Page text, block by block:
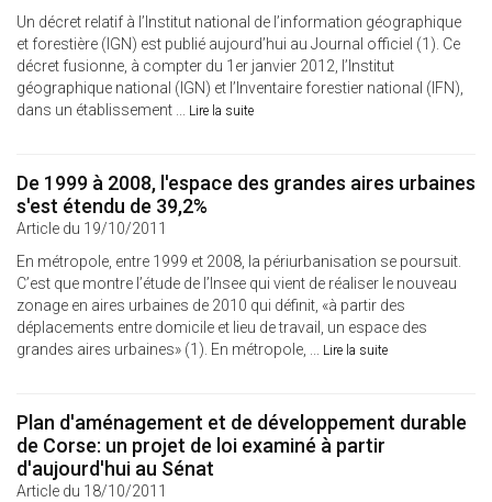
Un décret relatif à l’Institut national de l’information géographique
et forestière (IGN) est publié aujourd’hui au Journal officiel (1). Ce
décret fusionne, à compter du 1er janvier 2012, l’Institut
géographique national (IGN) et l’Inventaire forestier national (IFN),
dans un établissement ... Lire la suite
De 1999 à 2008, l'espace des grandes aires urbaines
s'est étendu de 39,2%
Article du 19/10/2011
En métropole, entre 1999 et 2008, la périurbanisation se poursuit.
C’est que montre l’étude de l’Insee qui vient de réaliser le nouveau
zonage en aires urbaines de 2010 qui définit, «à partir des
déplacements entre domicile et lieu de travail, un espace des
grandes aires urbaines» (1). En métropole, ... Lire la suite
Plan d'aménagement et de développement durable
de Corse: un projet de loi examiné à partir
d'aujourd'hui au Sénat
Article du 18/10/2011